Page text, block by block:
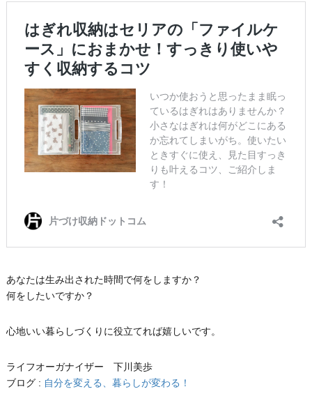
あなたは生み出された時間で何をしますか？
何をしたいですか？
心地いい暮らしづくりに役立てれば嬉しいです。
ライフオーガナイザー 下川美歩
ブログ : 自分を変える、暮らしが変わる！